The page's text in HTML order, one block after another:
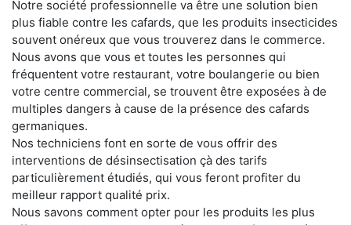
Notre société professionnelle va être une solution bien
plus fiable contre les cafards, que les produits insecticides
souvent onéreux que vous trouverez dans le commerce.
Nous avons que vous et toutes les personnes qui
fréquentent votre restaurant, votre boulangerie ou bien
votre centre commercial, se trouvent être exposées à de
multiples dangers à cause de la présence des cafards
germaniques.
Nos techniciens font en sorte de vous offrir des
interventions de désinsectisation çà des tarifs
particulièrement étudiés, qui vous feront profiter du
meilleur rapport qualité prix.
Nous savons comment opter pour les produits les plus